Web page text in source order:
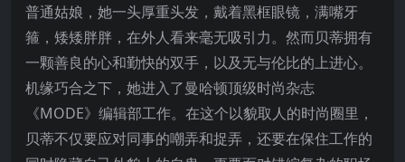
普通姑娘，她一头厚重头发，戴着黑框眼镜，满嘴牙
箍，矮矮胖胖，在外人看来毫无吸引力。然而贝蒂拥有
一颗善良的心和勤快的双手，以及无与伦比的上进心。
机缘巧合之下，她进入了曼哈顿顶级时尚杂志
《MODE》编辑部工作。在这个以貌取人的时尚圈里，
贝蒂不仅要应对同事的嘲弄和捉弄，还要在保住工作的